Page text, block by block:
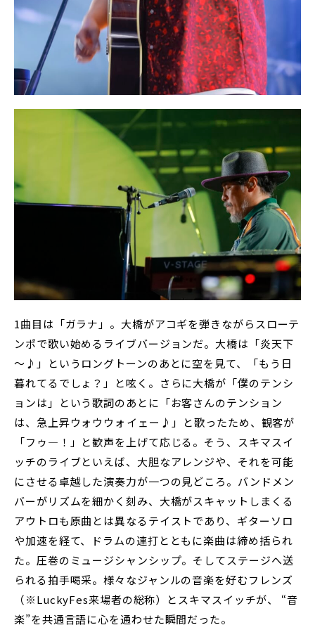
1曲目は「ガラナ」。大橋がアコギを弾きながらスローテ
ンポで歌い始めるライブバージョンだ。大橋は「炎天下
～♪」というロングトーンのあとに空を見て、「もう日
暮れてるでしょ？」と呟く。さらに大橋が「僕のテンシ
ョンは」という歌詞のあとに「お客さんのテンション
は、急上昇ウォウウォ――イェー――♪」と歌ったため、観客が
「フゥ―！」と歓声を上げて応じる。そう、スキマスイ
ッチのライブといえば、大胆なアレンジや、それを可能
にさせる卓越した演奏力が一つの見どころ。バンドメン
バーがリズムを細かく刻み、大橋がスキャットしまくる
アウトロも原曲とは異なるテイストであり、ギターソロ
や加速を経て、ドラムの連打とともに楽曲は締め括られ
た。圧巻のミュージシャンシップ。そしてステージへ送
られる拍手喝采。様々なジャンルの音楽を好むフレンズ
（※LuckyFes来場者の総称）とスキマスイッチが、 “音
楽”を共通言語に心を通わせた瞬間だった。